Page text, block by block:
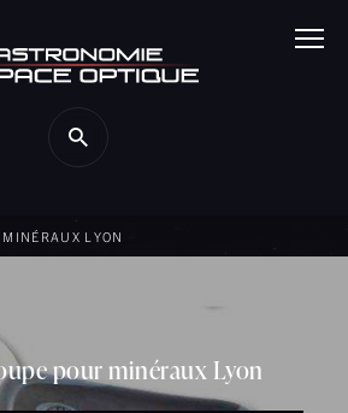
LYON
pour minéraux Lyon